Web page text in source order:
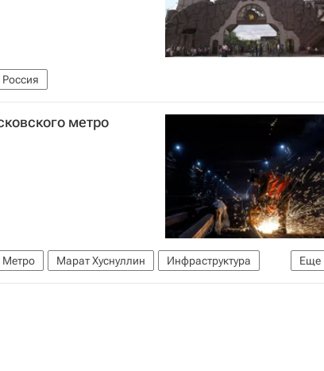
Россия
метро
Еще
Метро Марат Хуснуллин
Инфраструктура